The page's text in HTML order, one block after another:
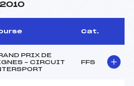
Cat.
PRIX DE
– CIRCUIT
FFS